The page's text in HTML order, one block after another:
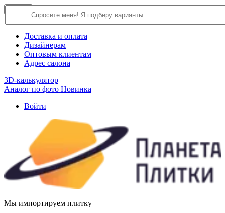
О компании
Доставка и оплата
Дизайнерам
Оптовым клиентам
Адрес салона
3D-калькулятор
Аналог по фото Новинка
Войти
Мы импортируем плитку